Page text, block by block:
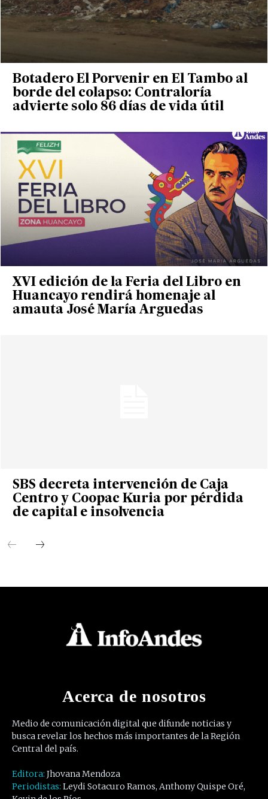
Botadero El Porvenir en El Tambo al
borde del colapso: Contraloría
advierte solo 86 días de vida útil
XVI edición de la Feria del Libro en
Huancayo rendirá homenaje al
amauta José María Arguedas
SBS decreta intervención de Caja
Centro y Coopac Kuria por pérdida
de capital e insolvencia
Acerca de nosotros
Medio de comunicación digital que difunde noticias y
busca revelar los hechos más importantes de la Región
Central del país.
Editora: Jhovana Mendoza
Periodistas: Leydi Sotacuro Ramos, Anthony Quispe Oré,